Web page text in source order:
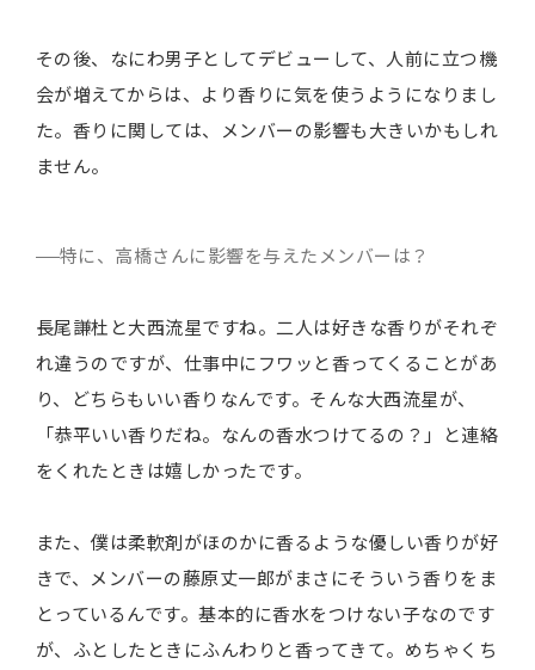
その後、なにわ男子としてデビューして、人前に立つ機
会が増えてからは、より香りに気を使うようになりまし
た。香りに関しては、メンバーの影響も大きいかもしれ
ません。
特に、高橋さんに影響を与えたメンバーは？
長尾謙杜と大西流星ですね。二人は好きな香りがそれぞ
れ違うのですが、仕事中にフワッと香ってくることがあ
り、どちらもいい香りなんです。そんな大西流星が、
「恭平いい香りだね。なんの香水つけてるの？」と連絡
をくれたときは嬉しかったです。
また、僕は柔軟剤がほのかに香るような優しい香りが好
きで、メンバーの藤原丈一郎がまさにそういう香りをま
とっているんです。基本的に香水をつけない子なのです
が、ふとしたときにふんわりと香ってきて。めちゃくち